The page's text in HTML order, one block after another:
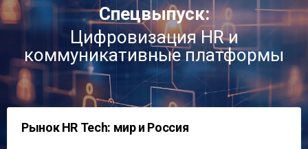
Спецвыпуск:
Цифровизация HR и
коммуникативные платформы
Рынок HR Tech: мир и Россия